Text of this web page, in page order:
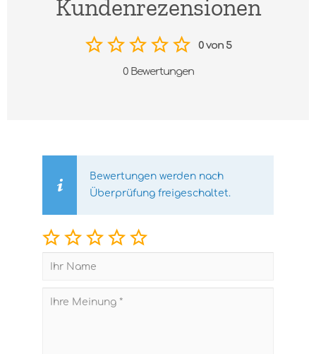
Kundenrezensionen
0 von 5
0 Bewertungen
Bewertungen werden nach
Überprüfung freigeschaltet.